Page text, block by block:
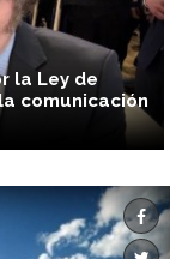
la Ley de
comunicación